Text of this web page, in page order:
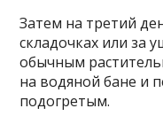
Затем на третий
складочках или за
обычным
на водяной бане и
подогретым.